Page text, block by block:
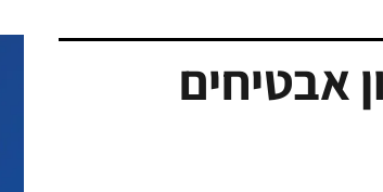
אבטיחים